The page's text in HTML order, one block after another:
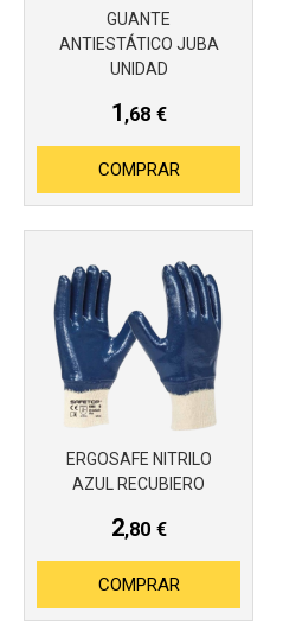
GUANTE
ANTIESTÁTICO JUBA
UNIDAD
1 ,68 €
COMPRAR
ERGOSAFE NITRILO
AZUL RECUBIERO
2,80 €
COMPRAR
Más info
Más info